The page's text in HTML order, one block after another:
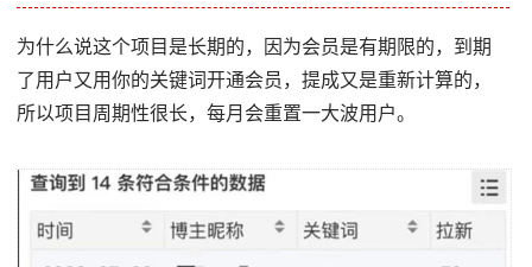
为什么说这个项目是长期的，因为会员是有期限的，到期
了用户又用你的关键词开通会员，提成又是重新计算的，
所以项目周期性很长，每月会重置一大波用户。